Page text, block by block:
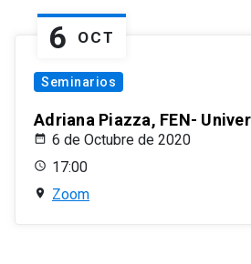
6 OCT
Seminarios
Adriana Piazza, FEN-
6 de Octubre de 2020
17:00
Zoom